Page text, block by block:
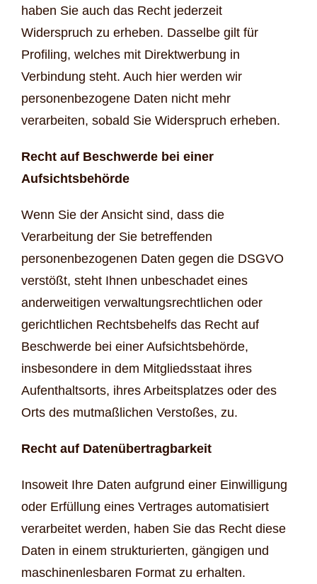
haben Sie auch das Recht jederzeit
Widerspruch zu erheben. Dasselbe gilt für
Profiling, welches mit Direktwerbung in
Verbindung steht. Auch hier werden wir
personenbezogene Daten nicht mehr
verarbeiten, sobald Sie Widerspruch erheben.
Recht auf Beschwerde bei einer
Aufsichtsbehörde
Wenn Sie der Ansicht sind, dass die
Verarbeitung der Sie betreffenden
personenbezogenen Daten gegen die DSGVO
verstößt, steht Ihnen unbeschadet eines
anderweitigen verwaltungsrechtlichen oder
gerichtlichen Rechtsbehelfs das Recht auf
Beschwerde bei einer Aufsichtsbehörde,
insbesondere in dem Mitgliedsstaat ihres
Aufenthaltsorts, ihres Arbeitsplatzes oder des
Orts des mutmaßlichen Verstoßes, zu.
Recht auf Datenübertragbarkeit
Insoweit Ihre Daten aufgrund einer Einwilligung
oder Erfüllung eines Vertrages automatisiert
verarbeitet werden, haben Sie das Recht diese
Daten in einem strukturierten, gängigen und
maschinenlesbaren Format zu erhalten.